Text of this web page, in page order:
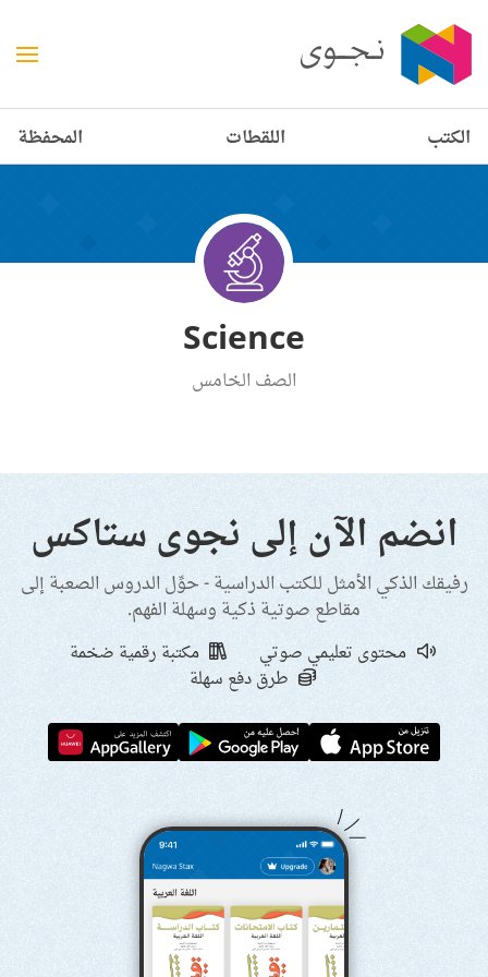
الكتب اللقطات المحفظة
Science
الصف الخامس
انضم الآن إلى نجوى ستاكس
رفيقك الذكي الأمثل للكتب الدراسية - حوِّل الدروس الصعبة إلى
مقاطع صوتية ذكية وسهلة الفهم.
محتوى تعليمي صوتي
مكتبة رقمية ضخمة
طرق دفع سهلة